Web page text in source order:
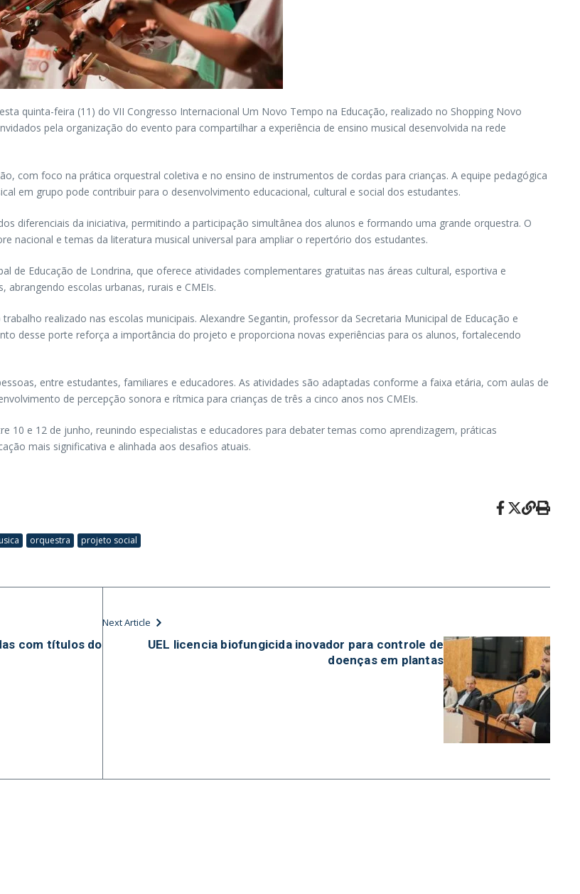
quinta-feira (11) do VII Congresso Internacional Um Novo Tempo na Educação, realizado no Shopping Novo
pela organização do evento para compartilhar a experiência de ensino musical desenvolvida na rede
com foco na prática orquestral coletiva e no ensino de instrumentos de cordas para crianças. A equipe pedagógica
em grupo pode contribuir para o desenvolvimento educacional, cultural e social dos estudantes.
diferenciais da iniciativa, permitindo a participação simultânea dos alunos e formando uma grande orquestra. O
nacional e temas da literatura musical universal para ampliar o repertório dos estudantes.
de Educação de Londrina, que oferece atividades complementares gratuitas nas áreas cultural, esportiva e
escolas urbanas, rurais e CMEIs.
realizado nas escolas municipais. Alexandre Segantin, professor da Secretaria Municipal de Educação e
desse porte reforça a importância do projeto e proporciona novas experiências para os alunos, fortalecendo
entre estudantes, familiares e educadores. As atividades são adaptadas conforme a faixa etária, com aulas de
de percepção sonora e rítmica para crianças de três a cinco anos nos CMEIs.
10 e 12 de junho, reunindo especialistas e educadores para debater temas como aprendizagem, práticas
mais significativa e alinhada aos desafios atuais.
orquestra projeto social
com títulos do
Next Article
UEL licencia biofungicida inovador para controle de
doenças em plantas